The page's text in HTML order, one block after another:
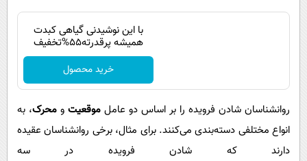
با این نوشیدنی گیاهی کبدت
همیشه پرقدرته55%تخفیف
خرید محصول
روانشناسان شادن فرویده را بر اساس دو عامل موقعیت و محرک، به
انواع مختلفی دسته‌بندی می‌کنند. برای مثال، برخی روانشناسان عقیده
دارند که شادن فرویده در سه